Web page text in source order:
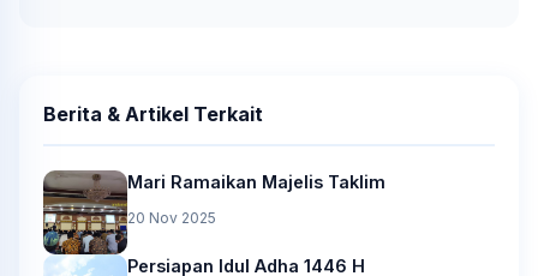
Berita & Artikel Terkait
Mari Ramaikan Majelis Taklim
20 Nov 2025
Persiapan Idul Adha 1446 H